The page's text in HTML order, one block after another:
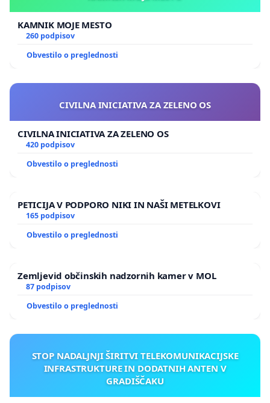
KAMNIK MOJE MESTO
260 podpisov
Obvestilo o preglednosti
CIVILNA INICIATIVA ZA ZELENO OS
CIVILNA INICIATIVA ZA ZELENO OS
420 podpisov
Obvestilo o preglednosti
PETICIJA V PODPORO NIKI IN NAŠI METELKOVI
165 podpisov
Obvestilo o preglednosti
Zemljevid občinskih nadzornih kamer v MOL
87 podpisov
Obvestilo o preglednosti
STOP NADALJNJI ŠIRITVI TELEKOMUNIKACIJSKE
INFRASTRUKTURE IN DODATNIH ANTEN V
GRADIŠČAKU